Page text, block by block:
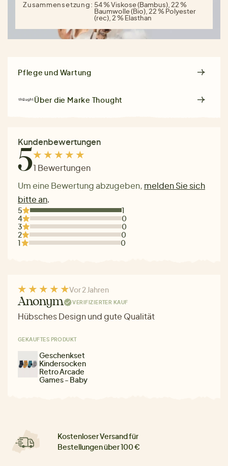
Zusammensetzung: 54 % Viskose (Bambus), 22 %
Baumwolle (Bio), 22 % Polyester
(rec), 2 % Elasthan
Pflege und Wartung
Über die Marke Thought
Kundenbewertungen
51 Bewertungen
Um eine Bewertung abzugeben, melden Sie sich
bitte an.
5
1
4
0
3
0
2
0
1
0
Vor 2 Jahren
Anonym VERIFIZIERTER KAUF
Hübsches Design und gute Qualität
GEKAUFTES PRODUKT
Geschenkset
Kindersocken
Retro Arcade
Games - Baby
Kostenloser Versand für
Bestellungen über 100 €